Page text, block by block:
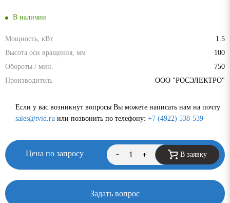
В наличии
Мощность, кВт
1.5
Высота оси вращения, мм
100
Обороты / мин.
750
Производитель
ООО "РОСЭЛЕКТРО"
Если у вас возникнут вопросы Вы можете написать нам на почту
sales@tvid.ru или позвонить по телефону: +7 (4922) 538-539
Цена по запросу В заявку
Задать вопрос